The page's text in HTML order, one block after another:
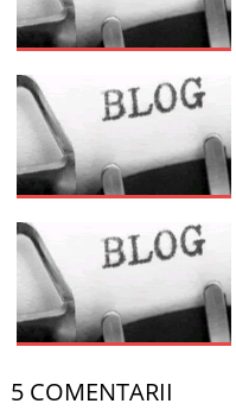
5 COMENTARII